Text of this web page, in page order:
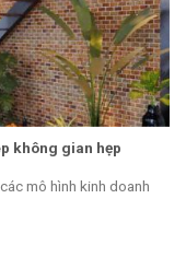
không gian hẹp
mô hình kinh doanh